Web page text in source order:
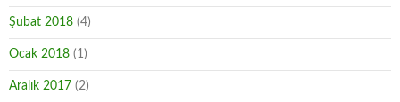
Şubat 2018 (4)
Ocak 2018 (1)
Aralık 2017 (2)